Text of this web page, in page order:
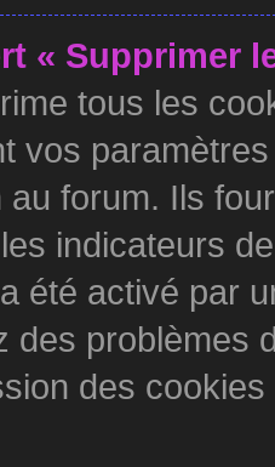
« Supprimer
tous les
vos
au forum. Ils
indicateurs
été activé par
des problèmes
des